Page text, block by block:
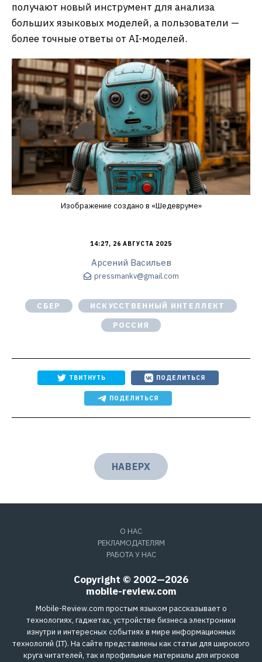
получают новый инструмент для анализа
больших языковых моделей, а пользователи —
более точные ответы от AI-моделей.
Изображение создано в «Шедевруме»
14:27, 26 АВГУСТА 2025
Арсений Васильев
pressmankv@gmail.com
СБЕР
ИСКУССТВЕННЫЙ ИНТЕЛЛЕКТ
РОССИЯ
ТВИТНУТЬ ПОДЕЛИТЬСЯ
ПОДЕЛИТЬСЯ
НАВЕРХ
О НАС
РЕКЛАМОДАТЕЛЯМ
РАБОТА У НАС
Copyright © 2002—2026
mobile-review.com
Mobile-Review.com простым языком рассказывает о
технологиях, гаджетах, устройстве бизнеса электроники
изнутри и интересных событиях в мире информационных
технологий (IT). На сайте представлены как статьи для широкого
круга читателей, так и профильные материалы для игроков